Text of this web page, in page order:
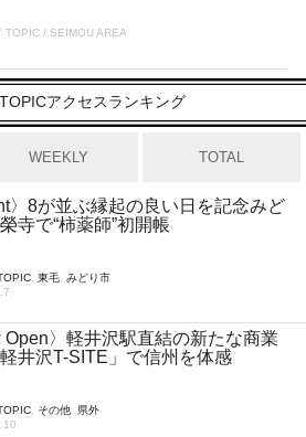
TOPIC / SEIMOU AREA
アクセスランキング
WEEKLY TOTAL
〉8が並ぶ縁起の良い日を記念みど
寺で“柿薬師”初開帳
, 東毛, みどり市
Open〉軽井沢駅直結の新たな商業
井沢T-SITE」で信州を体感
, その他, 県外